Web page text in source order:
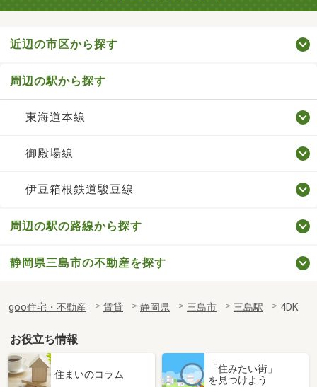
近辺の市区から探す
周辺の駅から探す
東海道本線
御殿場線
伊豆箱根鉄道駿豆線
周辺の駅の路線から探す
静岡県三島市の不動産を探す
goo住宅・不動産 賃貸 静岡県 三島市 三島駅 4DK
お役立ち情報
住まいのコラム
「住みたい街」
を見つけよう